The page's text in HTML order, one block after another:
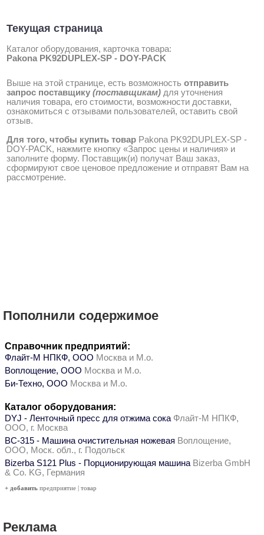
Текущая страница
Каталог оборудования, карточка товара:
Pakona PK92DUPLEX-SP - DOY-PACK
Выше на этой странице, есть возможность отправить
запрос поставщику (поставщикам) для уточнения
наличия товара, его стоимости, возможности доставки,
ознакомиться с отзывами пользователей, оставить свой
отзыв.
Для того, чтобы купить товар Pakona PK92DUPLEX-SP -
DOY-PACK, нажмите кнопку «Запрос цены и наличия» и
заполните форму. Поставщик(и) получат Ваш заказ,
сформируют свое ценовое предложение и отправят Вам на
рассмотрение.
Пополнили содержимое
Справочник предприятий:
Флайт-М НПКФ, ООО Москва и М.о.
Воплощение, ООО Москва и М.о.
Би-Техно, ООО Москва и М.о.
Каталог оборудования:
DYJ - Ленточный пресс для отжима сока Флайт-М НПКФ,
ООО, г. Москва
ВС-315 - Машина очистительная ножевая Воплощение,
ООО, Моск. обл., г. Подольск
Bizerba S121 Plus - Порционирующая машина Bizerba GmbH
& Co. KG, Германия
+ добавить предприятие | товар
Реклама